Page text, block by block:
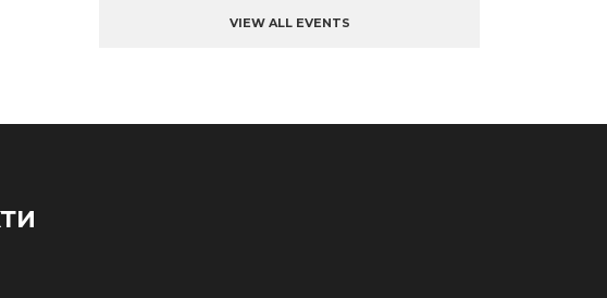
VIEW ALL EVENTS